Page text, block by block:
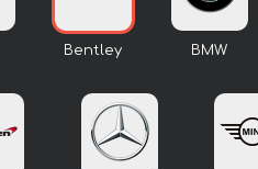
Bentley BMW